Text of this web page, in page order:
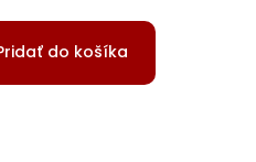
do košíka